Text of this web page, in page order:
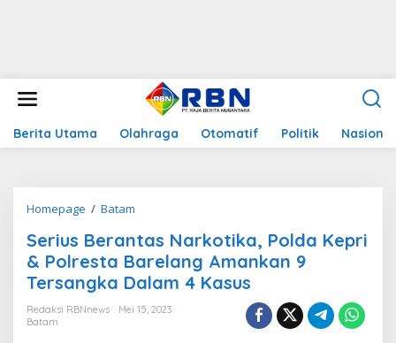
t
Berita Utama Olahraga Otomatif Politik Nasional
Homepage / Batam
r
i
u
s
B
Serius Berantas Narkotika, Polda Kepri
& Polresta Barelang Amankan 9
Tersangka Dalam 4 Kasus
Redaksi RBNnews
Mei 15, 2023
Batam